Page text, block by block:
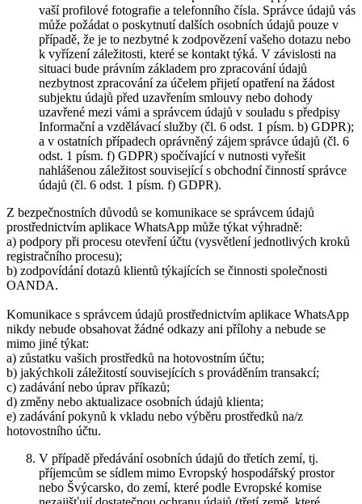
vaší profilové fotografie a telefonního čísla. Správce údajů vás
může požádat o poskytnutí dalších osobních údajů pouze v
případě, že je to nezbytné k zodpovězení vašeho dotazu nebo
k vyřízení záležitosti, které se kontakt týká. V závislosti na
situaci bude právním základem pro zpracování údajů
nezbytnost zpracování za účelem přijetí opatření na žádost
subjektu údajů před uzavřením smlouvy nebo dohody
uzavřené mezi vámi a správcem údajů v souladu s předpisy
Informační a vzdělávací služby (čl. 6 odst. 1 písm. b) GDPR);
a v ostatních případech oprávněný zájem správce údajů (čl. 6
odst. 1 písm. f) GDPR) spočívající v nutnosti vyřešit
nahlášenou záležitost související s obchodní činností správce
údajů (čl. 6 odst. 1 písm. f) GDPR).
Z bezpečnostních důvodů se komunikace se správcem údajů
prostřednictvím aplikace WhatsApp může týkat výhradně:
a) podpory při procesu otevření účtu (vysvětlení jednotlivých kroků
registračního procesu);
b) zodpovídání dotazů klientů týkajících se činnosti společnosti
OANDA.
Komunikace s správcem údajů prostřednictvím aplikace WhatsApp
nikdy nebude obsahovat žádné odkazy ani přílohy a nebude se
mimo jiné týkat:
a) zůstatku vašich prostředků na hotovostním účtu;
b) jakýchkoli záležitostí souvisejících s prováděním transakcí;
c) zadávání nebo úprav příkazů;
d) změny nebo aktualizace osobních údajů klienta;
e) zadávání pokynů k vkladu nebo výběru prostředků na/z
hotovostního účtu.
V případě předávání osobních údajů do třetích zemí, tj.
příjemcům se sídlem mimo Evropský hospodářský prostor
nebo Švýcarsko, do zemí, které podle Evropské komise